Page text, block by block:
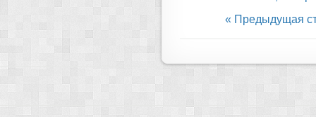
« Предыдущая